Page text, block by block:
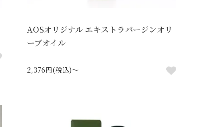
AOSオリジナル エキストラバージンオリ
ーブオイル
2,376円(税込)～